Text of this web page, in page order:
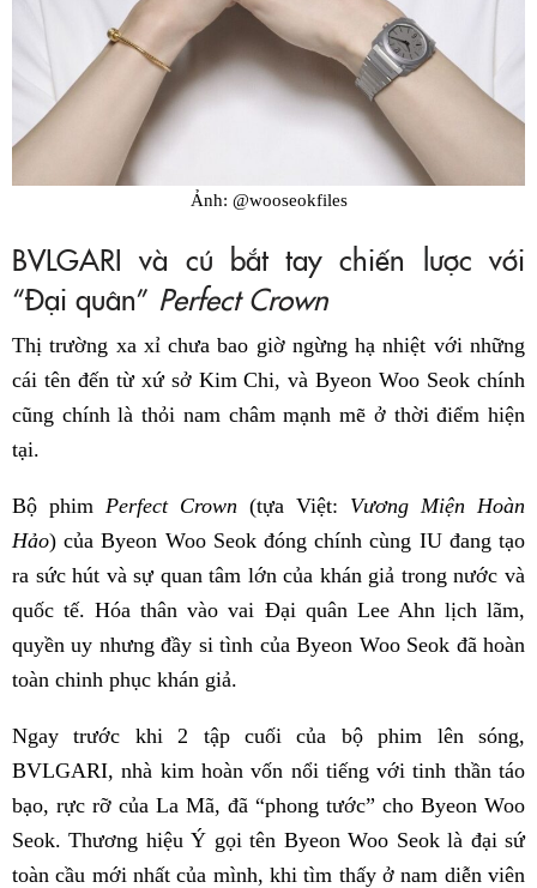
Ảnh: @wooseokfiles
BVLGARI và cú bắt tay chiến lược với
“Đại quân” Perfect Crown
Thị trường xa xỉ chưa bao giờ ngừng hạ nhiệt với những
cái tên đến từ xứ sở Kim Chi, và Byeon Woo Seok chính
cũng chính là thỏi nam châm mạnh mẽ ở thời điểm hiện
tại.
Bộ phim Perfect Crown (tựa Việt: Vương Miện Hoàn
Hảo) của Byeon Woo Seok đóng chính cùng IU đang tạo
ra sức hút và sự quan tâm lớn của khán giả trong nước và
quốc tế. Hóa thân vào vai Đại quân Lee Ahn lịch lãm,
quyền uy nhưng đầy si tình của Byeon Woo Seok đã hoàn
toàn chinh phục khán giả.
Ngay trước khi 2 tập cuối của bộ phim lên sóng,
BVLGARI, nhà kim hoàn vốn nổi tiếng với tinh thần táo
bạo, rực rỡ của La Mã, đã “phong tước” cho Byeon Woo
Seok. Thương hiệu Ý gọi tên Byeon Woo Seok là đại sứ
toàn cầu mới nhất của mình, khi tìm thấy ở nam diễn viên